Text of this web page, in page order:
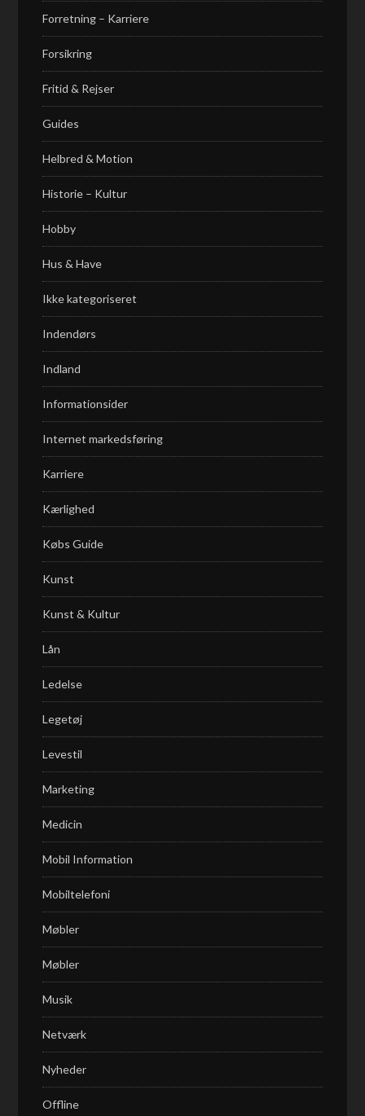
Forretning – Karriere
Forsikring
Fritid & Rejser
Guides
Helbred & Motion
Historie – Kultur
Hobby
Hus & Have
Ikke kategoriseret
Indendørs
Indland
Informationsider
Internet markedsføring
Karriere
Kærlighed
Købs Guide
Kunst
Kunst & Kultur
Lån
Ledelse
Legetøj
Levestil
Marketing
Medicin
Mobil Information
Mobiltelefoni
Møbler
Møbler
Musik
Netværk
Nyheder
Offline